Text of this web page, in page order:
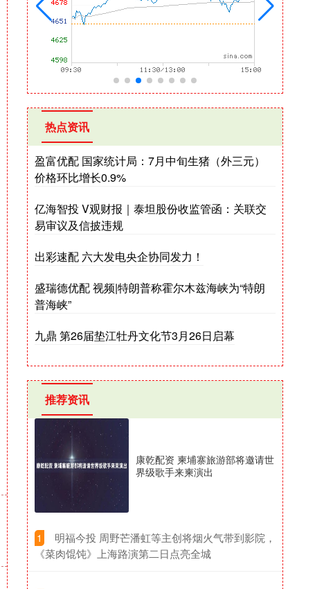
热点资讯
盈富优配 国家统计局：7月中旬生猪（外三元）
价格环比增长0.9%
亿海智投 V观财报｜泰坦股份收监管函：关联交
易审议及信披违规
出彩速配 六大发电央企协同发力！
盛瑞德优配 视频|特朗普称霍尔木兹海峡为“特朗
普海峡”
九鼎 第26届垫江牡丹文化节3月26日启幕
推荐资讯
康乾配资 柬埔寨旅游部将邀请世
界级歌手来柬演出
1
​明福今投 周野芒潘虹等主创将烟火气带到影院，
《菜肉馄饨》上海路演第二日点亮全城